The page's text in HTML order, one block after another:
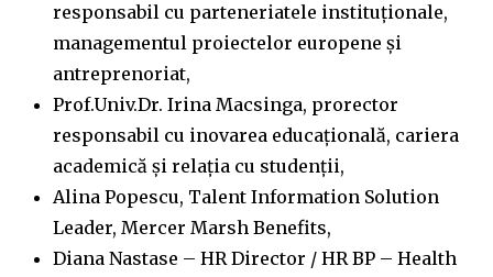
responsabil cu parteneriatele instituţionale,
managementul proiectelor europene și
antreprenoriat,
Prof.Univ.Dr. Irina Macsinga, prorector
responsabil cu inovarea educațională, cariera
academică și relația cu studenții,
Alina Popescu, Talent Information Solution
Leader, Mercer Marsh Benefits,
Diana Nastase – HR Director / HR BP – Health